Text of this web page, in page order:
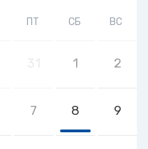
ПТ СБ ВС
1 2
7 8 9